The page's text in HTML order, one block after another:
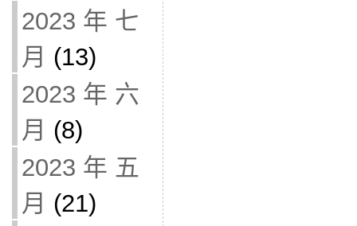
2023 年 七
月 (13)
2023 年 六
月 (8)
2023 年 五
月 (21)